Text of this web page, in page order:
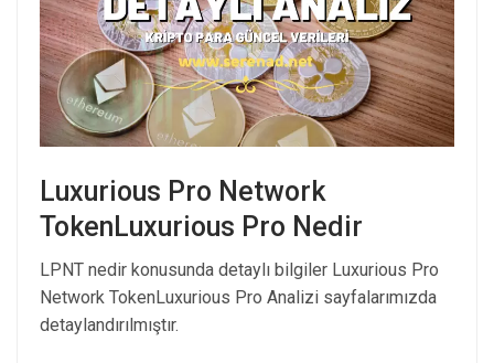
Luxurious Pro Network
TokenLuxurious Pro Nedir
LPNT nedir konusunda detaylı bilgiler Luxurious Pro
Network TokenLuxurious Pro Analizi sayfalarımızda
detaylandırılmıştır.